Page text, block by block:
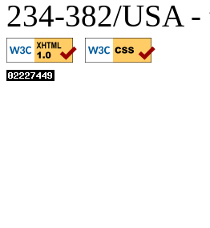
234-382/USA